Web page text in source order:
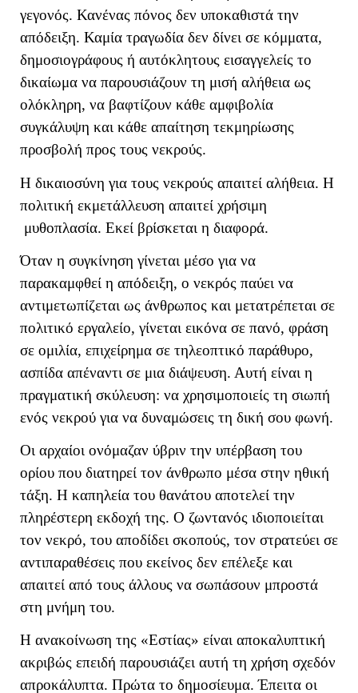
γεγονός. Κανένας πόνος δεν υποκαθιστά την
απόδειξη. Καμία τραγωδία δεν δίνει σε κόμματα,
δημοσιογράφους ή αυτόκλητους εισαγγελείς το
δικαίωμα να παρουσιάζουν τη μισή αλήθεια ως
ολόκληρη, να βαφτίζουν κάθε αμφιβολία
συγκάλυψη και κάθε απαίτηση τεκμηρίωσης
προσβολή προς τους νεκρούς.
Η δικαιοσύνη για τους νεκρούς απαιτεί αλήθεια. Η
πολιτική εκμετάλλευση απαιτεί χρήσιμη
μυθοπλασία. Εκεί βρίσκεται η διαφορά.
Όταν η συγκίνηση γίνεται μέσο για να
παρακαμφθεί η απόδειξη, ο νεκρός παύει να
αντιμετωπίζεται ως άνθρωπος και μετατρέπεται σε
πολιτικό εργαλείο, γίνεται εικόνα σε πανό, φράση
σε ομιλία, επιχείρημα σε τηλεοπτικό παράθυρο,
ασπίδα απέναντι σε μια διάψευση. Αυτή είναι η
πραγματική σκύλευση: να χρησιμοποιείς τη σιωπή
ενός νεκρού για να δυναμώσεις τη δική σου φωνή.
Οι αρχαίοι ονόμαζαν ύβριν την υπέρβαση του
ορίου που διατηρεί τον άνθρωπο μέσα στην ηθική
τάξη. Η καπηλεία του θανάτου αποτελεί την
πληρέστερη εκδοχή της. Ο ζωντανός ιδιοποιείται
τον νεκρό, του αποδίδει σκοπούς, τον στρατεύει σε
αντιπαραθέσεις που εκείνος δεν επέλεξε και
απαιτεί από τους άλλους να σωπάσουν μπροστά
στη μνήμη του.
Η ανακοίνωση της «Εστίας» είναι αποκαλυπτική
ακριβώς επειδή παρουσιάζει αυτή τη χρήση σχεδόν
απροκάλυπτα. Πρώτα το δημοσίευμα. Έπειτα οι